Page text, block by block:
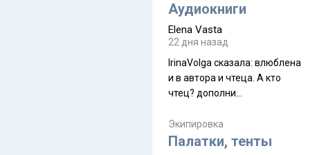
ауру штата, как-то он меня
природа, мягкие
такая как бы переходная
ступень между привычной
нам Индией и остальными
надеюсь увидеть.
Аудиокниги
Elena Vasta
22 дня назад
IrinaVolga сказалa: влюблена
и в автора и чтеца. А кто
чтец? дополни
Экипировка
Палатки, тенты